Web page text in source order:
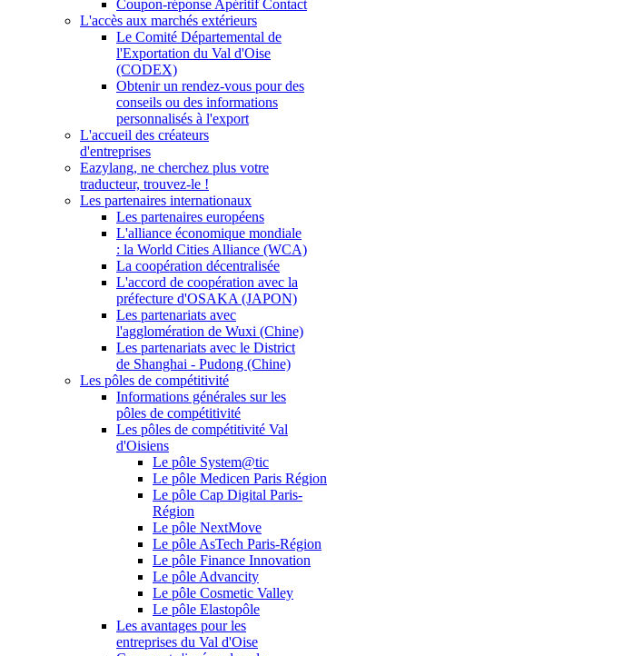
Coupon-réponse Apéritif Contact
L'accès aux marchés extérieurs
Le Comité Départemental de
l'Exportation du Val d'Oise
(CODEX)
Obtenir un rendez-vous pour des
conseils ou des informations
personnalisés à l'export
L'accueil des créateurs
d'entreprises
Eazylang, ne cherchez plus votre
traducteur, trouvez-le !
Les partenaires internationaux
Les partenaires européens
L'alliance économique mondiale
: la World Cities Alliance (WCA)
La coopération décentralisée
L'accord de coopération avec la
préfecture d'OSAKA (JAPON)
Les partenariats avec
l'agglomération de Wuxi (Chine)
Les partenariats avec le District
de Shanghai - Pudong (Chine)
Les pôles de compétitivité
Informations générales sur les
pôles de compétitivité
Les pôles de compétitivité Val
d'Oisiens
Le pôle System@tic
Le pôle Medicen Paris Région
Le pôle Cap Digital Paris-
Région
Le pôle NextMove
Le pôle AsTech Paris-Région
Le pôle Finance Innovation
Le pôle Advancity
Le pôle Cosmetic Valley
Le pôle Elastopôle
Les avantages pour les
entreprises du Val d'Oise